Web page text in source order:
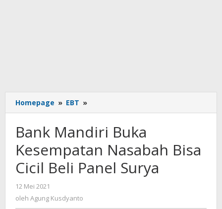
Homepage » EBT »
Mandiri
Kesempatan
Nasabah
Bisa
Cicil
Beli
Bank Mandiri Buka
Kesempatan Nasabah Bisa
Cicil Beli Panel Surya
12 Mei 2021
Agung
Kusdyanto
oleh Agung Kusdyanto